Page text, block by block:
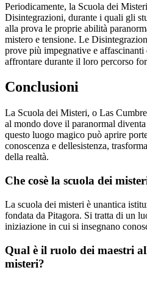
Periodicamente, la Scuola dei
Disintegrazioni, durante i quali gli
alla prova le proprie abilità
mistero e tensione. Le
prove più impegnative e
affrontare durante il loro percorso
Conclusioni
La Scuola dei Misteri, o Las
al mondo dove il paranormal
questo luogo magico può aprire
conoscenza e dellesistenza,
della realtà.
Che cosè la scuola dei
La scuola dei misteri è unantica
fondata da Pitagora. Si tratta di un
iniziazione in cui si insegnano
Qual è il ruolo dei maestri
misteri?